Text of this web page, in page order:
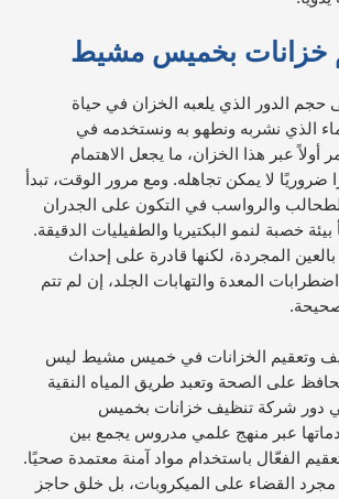
خزانات بخميس مشيط
حجم الدور الذي يلعبه الخزان في حياة
الذي نشربه ونطهو به ونستخدمه في
أولاً عبر هذا الخزان، ما يجعل الاهتمام
ضروريًا لا يمكن تجاهله. ومع مرور الوقت، تبدأ
والرواسب في التكون على الجدران
بيئة خصبة لنمو البكتيريا والطفيليات الدقيقة.
بالعين المجردة، لكنها قادرة على إحداث
المعدة والتهابات الجلد، إن لم تتم
وتعقيم الخزانات في خميس مشيط ليس
على الصحة وتعبد طريق المياه النقية
دور شركة تنظيف خزانات بخميس
عبر منهج علمي مدروس يجمع بين
الفعّال باستخدام مواد آمنة معتمدة صحيًا.
القضاء على الميكروبات، بل خلق حاجز